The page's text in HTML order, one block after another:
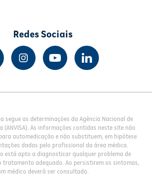
Redes Sociais
segue as determinações da Agência Nacional de
(ANVISA). As informações contidas neste site não
automedicação e não substituem, em hipótese
dadas pelo profissional da área médica.
está apto a diagnosticar qualquer problema de
tratamento adequado. Ao persistirem os sintomas,
médico deverá ser consultado.